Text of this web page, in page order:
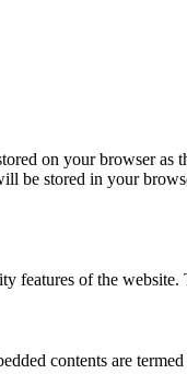
on your browser as
be stored in your
features of the website.
contents are termed